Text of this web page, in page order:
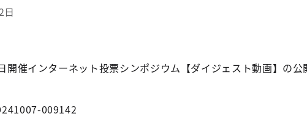
日
開催インターネット投票シンポジウム【ダイジェスト動画】の公
009142